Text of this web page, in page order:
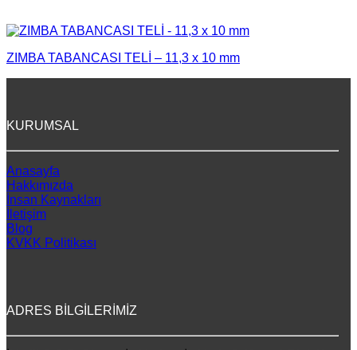
ZIMBA TABANCASI TELİ – 11,3 x 10 mm
KURUMSAL
Anasayfa
Hakkımızda
İnsan Kaynakları
İletişim
Blog
KVKK Politikası
ADRES BİLGİLERİMİZ